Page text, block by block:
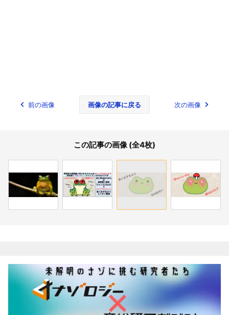
前の画像 画像の記事に戻る 次の画像
この記事の画像 (全4枚)